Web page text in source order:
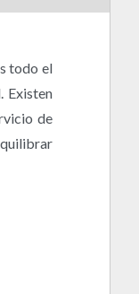
todo el
Existen
de